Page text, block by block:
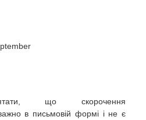
що скорочення
в письмовій формі і не є